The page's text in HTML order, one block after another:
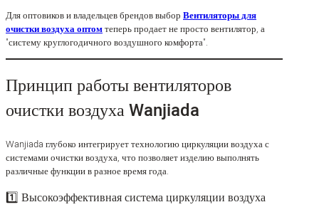
Для оптовиков и владельцев брендов выбор Вентиляторы для
очистки воздуха оптомтеперь продает не просто вентилятор, а
"систему круглогодичного воздушного комфорта".
Принцип работы вентиляторов
очистки воздуха Wanjiada
Wanjiada глубоко интегрирует технологию циркуляции воздуха с
системами очистки воздуха, что позволяет изделию выполнять
различные функции в разное время года.
1️⃣ Высокоэффективная система циркуляции воздуха